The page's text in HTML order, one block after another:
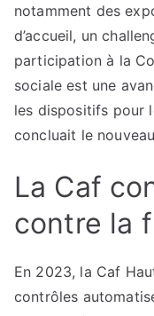
notamment des
d’accueil, un
participation à la
sociale est une
les dispositifs pour
concluait le
La Caf
contre la
En 2023, la Caf
contrôles